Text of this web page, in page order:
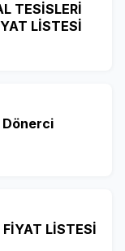
TESİSLERİ
LİSTESİ
Dönerci
LİSTESİ